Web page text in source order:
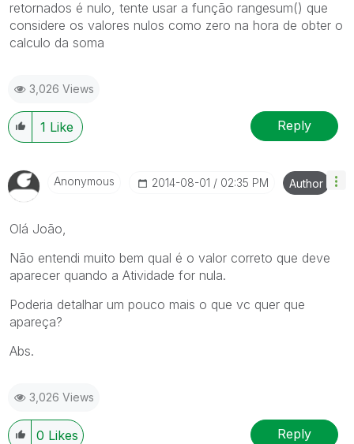
retornados é nulo, tente usar a função rangesum() que
considere os valores nulos como zero na hora de obter o
calculo da soma
3,026 Views
1 Like Reply
Anonymous ‎2014-08-01 02:35 PM Author
Olá João,
Não entendi muito bem qual é o valor correto que deve
aparecer quando a Atividade for nula.
Poderia detalhar um pouco mais o que vc quer que
apareça?
Abs.
3,026 Views
0 Likes Reply